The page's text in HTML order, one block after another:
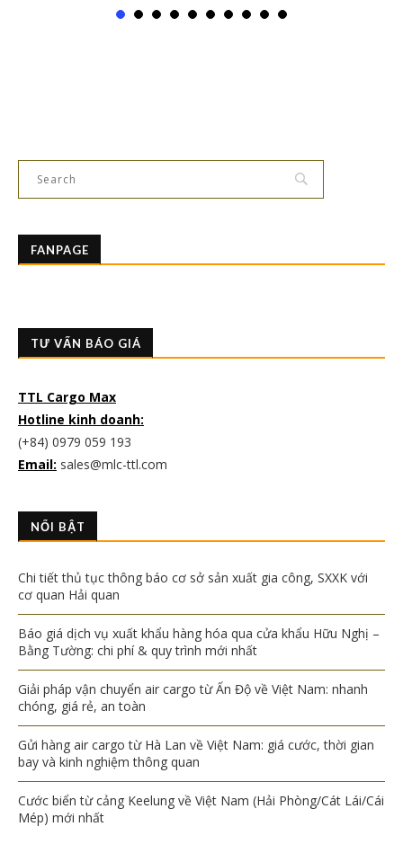
FANPAGE
TƯ VẤN BÁO GIÁ
TTL Cargo Max
Hotline kinh doanh:
(+84) 0979 059 193
Email: sales@mlc-ttl.com
NỔI BẬT
Chi tiết thủ tục thông báo cơ sở sản xuất gia công, SXXK với
cơ quan Hải quan
Báo giá dịch vụ xuất khẩu hàng hóa qua cửa khẩu Hữu Nghị –
Bằng Tường: chi phí & quy trình mới nhất
Giải pháp vận chuyển air cargo từ Ấn Độ về Việt Nam: nhanh
chóng, giá rẻ, an toàn
Gửi hàng air cargo từ Hà Lan về Việt Nam: giá cước, thời gian
bay và kinh nghiệm thông quan
Cước biển từ cảng Keelung về Việt Nam (Hải Phòng/Cát Lái/Cái
Mép) mới nhất